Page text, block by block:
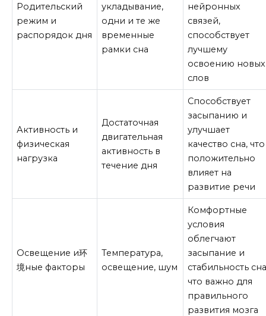
Родительский
режим и
распорядок дня
укладывание,
одни и те же
временные
рамки сна
нейронных
связей,
способствует
лучшему
освоению новых
слов
Активность и
физическая
нагрузка
Достаточная
двигательная
активность в
течение дня
Способствует
засыпанию и
улучшает
качество сна, что
положительно
влияет на
развитие речи
Освещение и环
境ные факторы
Температура,
освещение, шум
Комфортные
условия
облегчают
засыпание и
стабильность
что важно для
правильного
развития мозга